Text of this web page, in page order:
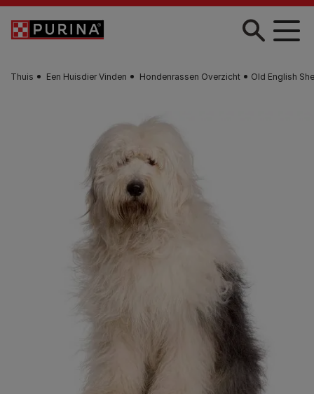
Skip to main content
Thuis Een Huisdier Vinden Hondenrassen Overzicht Old English